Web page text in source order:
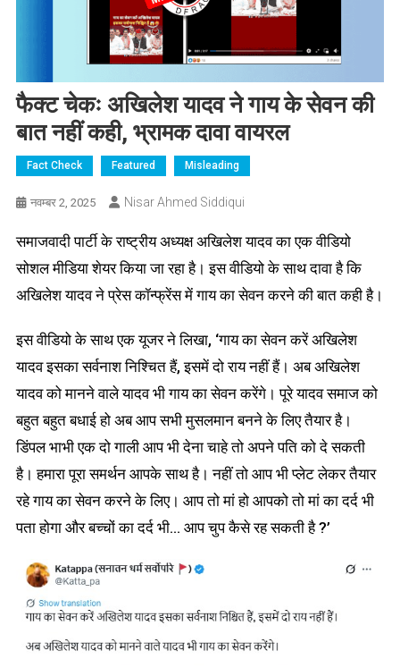
फैक्ट चेकः अखिलेश यादव ने गाय के सेवन की
बात नहीं कही, भ्रामक दावा वायरल
Fact Check Featured Misleading
नवम्बर 2, 2025 Nisar Ahmed Siddiqui
समाजवादी पार्टी के राष्ट्रीय अध्यक्ष अखिलेश यादव का एक वीडियो
सोशल मीडिया शेयर किया जा रहा है। इस वीडियो के साथ दावा है कि
अखिलेश यादव ने प्रेस कॉन्फ्रेंस में गाय का सेवन करने की बात कही है।
इस वीडियो के साथ एक यूजर ने लिखा, ‘गाय का सेवन करें अखिलेश
यादव इसका सर्वनाश निश्चित हैं, इसमें दो राय नहीं हैं। अब अखिलेश
यादव को मानने वाले यादव भी गाय का सेवन करेंगे। पूरे यादव समाज को
बहुत बहुत बधाई हो अब आप सभी मुसलमान बनने के लिए तैयार है।
डिंपल भाभी एक दो गाली आप भी देना चाहे तो अपने पति को दे सकती
है। हमारा पूरा समर्थन आपके साथ है। नहीं तो आप भी प्लेट लेकर तैयार
रहे गाय का सेवन करने के लिए। आप तो मां हो आपको तो मां का दर्द भी
पता होगा और बच्चों का दर्द भी… आप चुप कैसे रह सकती है ?’